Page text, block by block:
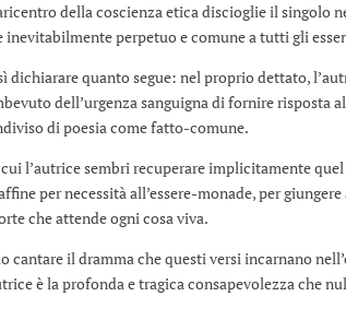
della coscienza etica discioglie il singolo
perpetuo e comune a tutti gli
dichiarare quanto segue: nel proprio dettato,
dell’urgenza sanguigna di fornire risposta
di poesia come fatto-comune.
l’autrice sembri recuperare implicitamente
per necessità all’essere-monade, per
che attende ogni cosa viva.
cantare il dramma che questi versi incarnano
è la profonda e tragica consapevolezza che